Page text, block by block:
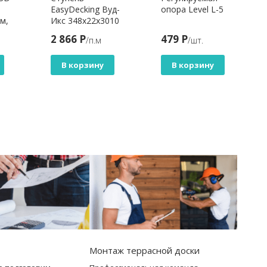
EasyDecking Вуд-
Икс 348х22х3010
2 866 Р/п.м
В корзину
опора Level L-5
479 Р/шт.
В корзину
Монтаж террасной доски